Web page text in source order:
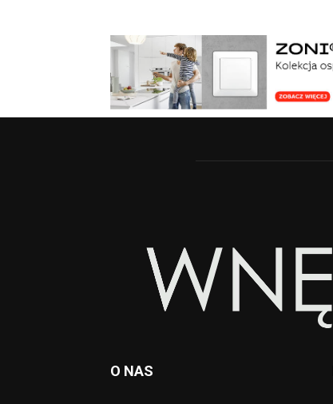
O NAS